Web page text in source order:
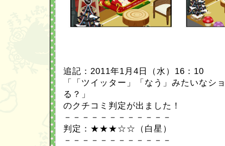
追記：2011年1月4日（水）16：10
「「ツイッター」「なう」みたいなシ
る？」
のクチコミ判定が出ました！
－－－－－－－－－－－－
判定：★★★☆☆（白星）
－－－－－－－－－－－－